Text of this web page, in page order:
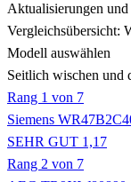
Aktualisierungen
Vergleichsübersicht:
Modell auswählen
Seitlich wischen und
Rang 1 von 7
Siemens
SEHR GUT 1,17
Rang 2 von 7